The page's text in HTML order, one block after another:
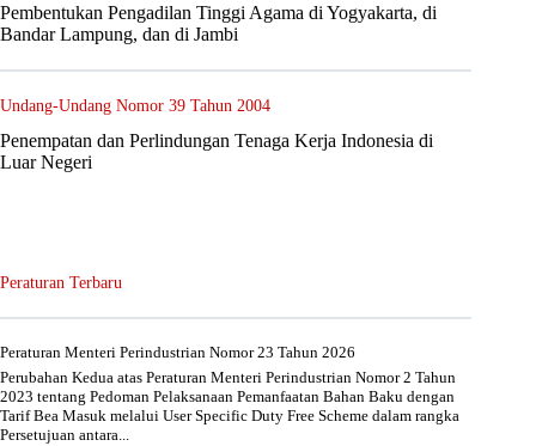
Pembentukan Pengadilan Tinggi Agama di Yogyakarta, di
Bandar Lampung, dan di Jambi
Undang-Undang Nomor 39 Tahun 2004
Penempatan dan Perlindungan Tenaga Kerja Indonesia di
Luar Negeri
Peraturan Terbaru
Peraturan Menteri Perindustrian Nomor 23 Tahun 2026
Perubahan Kedua atas Peraturan Menteri Perindustrian Nomor 2 Tahun
2023 tentang Pedoman Pelaksanaan Pemanfaatan Bahan Baku dengan
Tarif Bea Masuk melalui User Specific Duty Free Scheme dalam rangka
Persetujuan antara...